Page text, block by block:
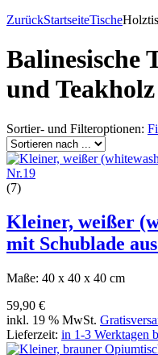
ZurückStartseiteTische
Balinesische
und Teakholz
Sortier- und Filteroptionen:
(7)
Kleiner, weißer
mit Schublade
Maße: 40 x 40 x 40 cm
59,90 €
inkl. 19 % MwSt.
Lieferzeit: in 1-3 Werktagen